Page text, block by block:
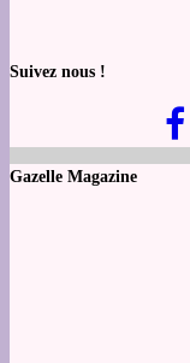
Suivez nous !
Gazelle Magazine